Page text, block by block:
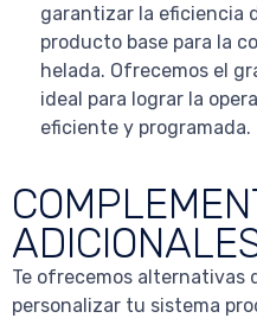
garantizar la eficiencia
producto base para la
helada. Ofrecemos el
ideal para lograr la
eficiente y programada.
Te ofrecemos alternativas
personalizar tu sistema